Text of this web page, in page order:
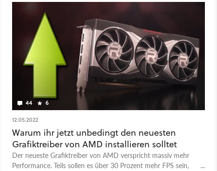
44 6
12.05.2022
Warum ihr jetzt unbedingt den neuesten
Grafiktreiber von AMD installieren solltet
Der neueste Grafiktreiber von AMD verspricht massiv mehr
Performance. Teils sollen es über 30 Prozent mehr FPS sein,